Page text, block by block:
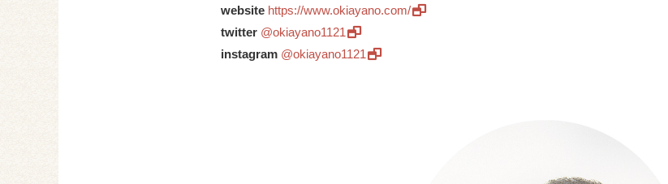
website https://www.okiayano.com/
twitter @okiayano1121
instagram @okiayano1121